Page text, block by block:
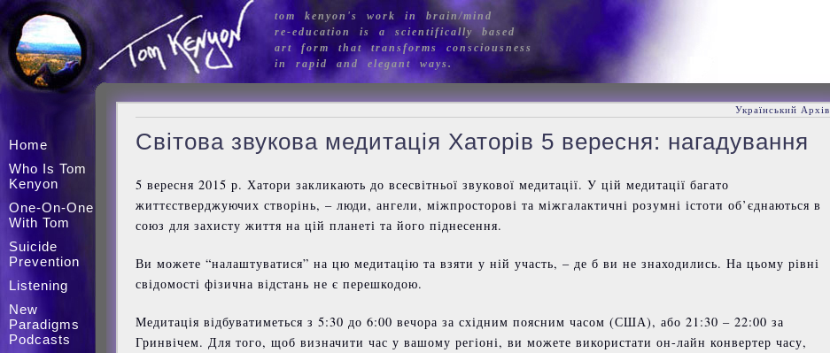
Home
Who Is Tom
Kenyon
One-On-One
With Tom
Suicide
Prevention
Listening
New
Paradigms
Podcasts
tom kenyon's work in brain/mind
re-education is a scientifically based
art form that transforms consciousness
in rapid and elegant ways.
Український Архів
Світова звукова медитація Хаторів 5 вересня: нагадування
5 вересня 2015 р. Хатори закликають до всесвітньої звукової медитації. У цій медитації багато
життєстверджуючих створінь, – люди, ангели, міжпросторові та міжгалактичні розумні істоти об’єднаються в
союз для захисту життя на цій планеті та його піднесення.
Ви можете “налаштуватися” на цю медитацію та взяти у ній участь, – де б ви не знаходились. На цьому рівні
свідомості фізична відстань не є перешкодою.
Медитація відбуватиметься з 5:30 до 6:00 вечора за східним поясним часом (США), або 21:30 – 22:00 за
Гринвічем. Для того, щоб визначити час у вашому регіоні, ви можете використати он-лайн конвертер часу,